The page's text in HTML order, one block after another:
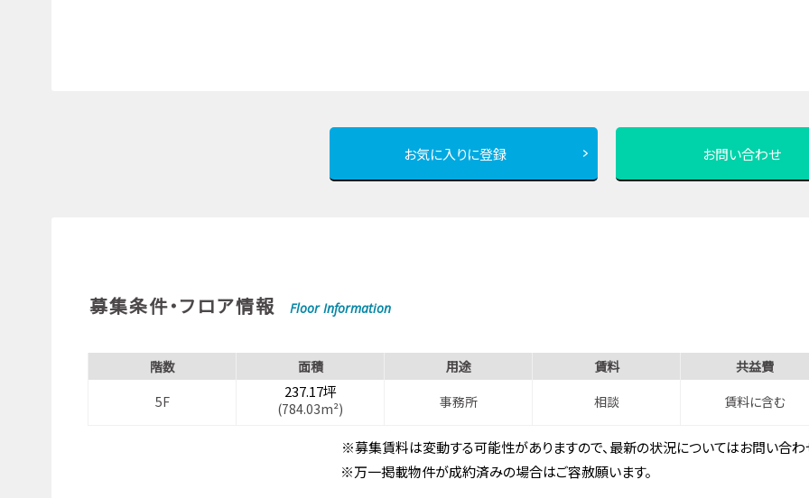
お気に入りに登録 お問い合わせ
募集条件・フロア情報 Floor Information
階数 面積 用途 賃料 共益費
5F
237.17坪
(784.03m²) 事務所 相談 賃料に含む
※募集賃料は変動する可能性がありますので、最新の状況についてはお問い合わ
※万一掲載物件が成約済みの場合はご容赦願います。